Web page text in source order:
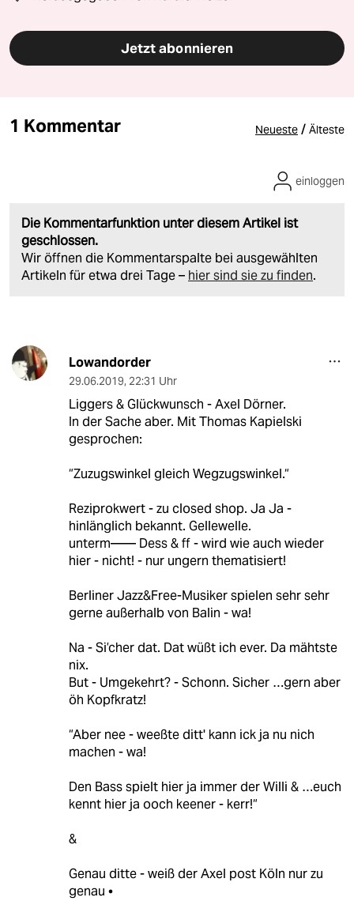
Jetzt abonnieren
1 Kommentar Neueste / Älteste
Die Kommentarfunktion unter diesem Artikel ist
geschlossen.
Wir öffnen die Kommentarspalte bei ausgewählten
Artikeln für etwa drei Tage – hier sind sie zu finden.
einloggen
Lowandorder
29.06.2019, 22:31 Uhr
Liggers & Glückwunsch - Axel Dörner.
In der Sache aber. Mit Thomas Kapielski
gesprochen:
“Zuzugswinkel gleich Wegzugswinkel.“
Reziprokwert - zu closed shop. Ja Ja -
hinlänglich bekannt. Gellewelle.
unterm—— Dess & ff - wird wie auch wieder
hier - nicht! - nur ungern thematisiert!
Berliner Jazz&Free-Musiker spielen sehr sehr
gerne außerhalb von Balin - wa!
Na - Si’cher dat. Dat wüßt ich ever. Da mähtste
nix.
But - Umgekehrt? - Schonn. Sicher …gern aber
öh Kopfkratz!
“Aber nee - weeßte ditt' kann ick ja nu nich
machen - wa!
Den Bass spielt hier ja immer der Willi & …euch
kennt hier ja ooch keener - kerr!“
&
Genau ditte - weiß der Axel post Köln nur zu
genau •